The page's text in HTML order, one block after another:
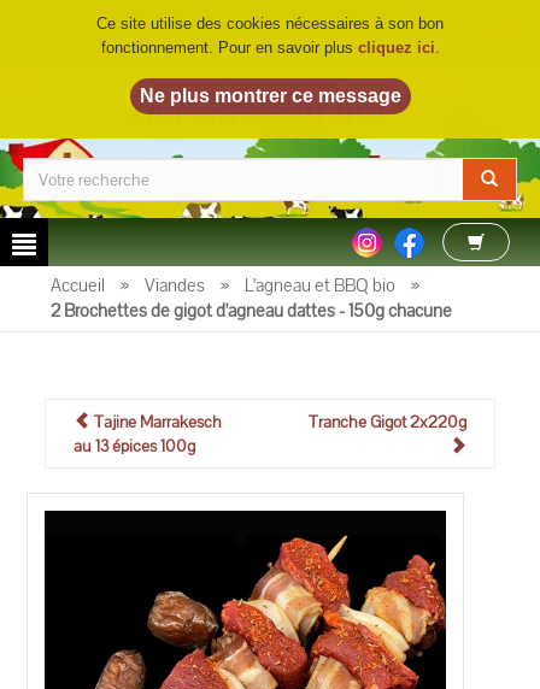
LA FERME DU BIO©
Accueil » Viandes » L'agneau et BBQ bio
»
2 Brochettes de gigot d'agneau dattes - 150g chacune
Tajine Marrakesch
au 13 épices 100g
Tranche Gigot 2x220g
Ce site utilise des cookies nécessaires à son bon
fonctionnement. Pour en savoir plus cliquez ici.